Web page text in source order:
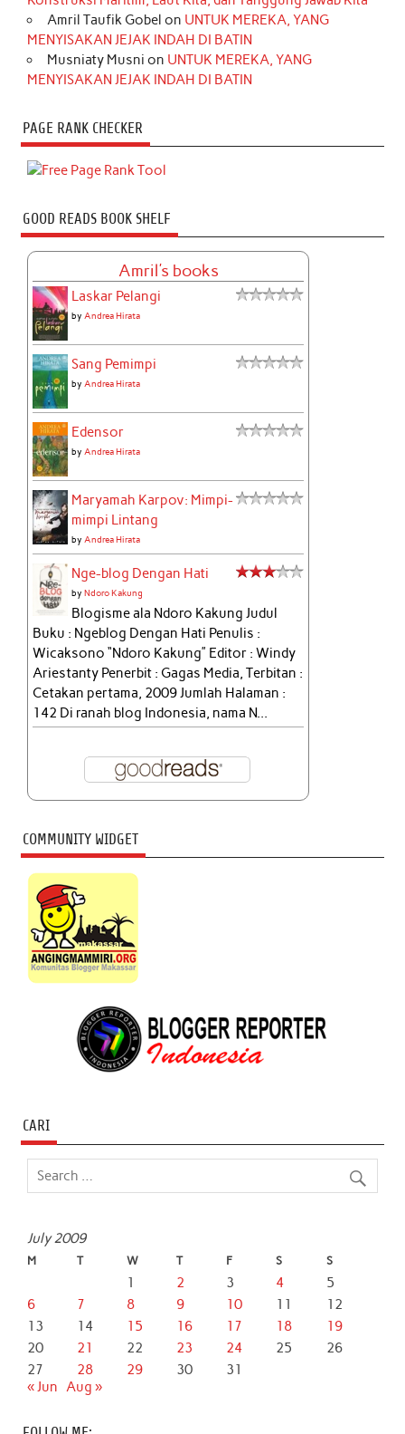
Amril Taufik Gobel on UNTUK MEREKA, YANG
MENYISAKAN JEJAK INDAH DI BATIN
Musniaty Musni on UNTUK MEREKA, YANG
MENYISAKAN JEJAK INDAH DI BATIN
PAGE RANK CHECKER
GOOD READS BOOK SHELF
Amril's books
Laskar Pelangi
byAndrea Hirata
Sang Pemimpi
byAndrea Hirata
Edensor
byAndrea Hirata
Maryamah Karpov: Mimpi-
mimpi Lintang
byAndrea Hirata
Nge-blog Dengan Hati
byNdoro Kakung
Blogisme ala Ndoro Kakung Judul
Buku : Ngeblog Dengan Hati Penulis :
Wicaksono “Ndoro Kakung” Editor : Windy
Ariestanty Penerbit : Gagas Media, Terbitan :
Cetakan pertama, 2009 Jumlah Halaman :
142 Di ranah blog Indonesia, nama N...
COMMUNITY WIDGET
CARI
July 2009
M T W T F S S
1 2 3 4
5
6
7 8 9 10 11
12
13
14 15 16 17 18
19
20
21 22 23 24 25
26
27
28 29 30
31
« Jun Aug »